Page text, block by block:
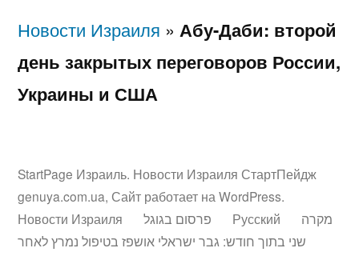
Новости Израиля » Абу-Даби: второй
день закрытых переговоров России,
Украины и США
StartPage Израиль. Новости Израиля СтартПейдж
genuya.com.ua, Сайт работает на WordPress.
Новости Израиля
פרסום בגוגל Русский
מקרה
שני בתוך חודש: גבר ישראלי אושפז בטיפול נמרץ לאחר